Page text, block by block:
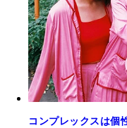
コンプレックスは個